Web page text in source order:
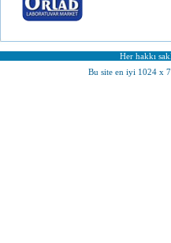
Her hakkı
Bu site en iyi 1024 x